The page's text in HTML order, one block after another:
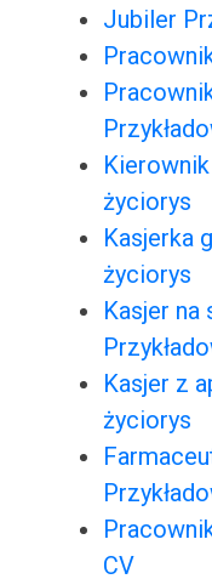
Jubiler
życiorys
Kasjerka
życiorys
Kasjer na
Kasjer z
życiorys
CV